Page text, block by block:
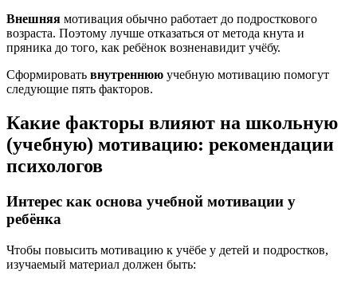
Внешняя мотивация обычно работает до подросткового
возраста. Поэтому лучше отказаться от метода кнута и
пряника до того, как ребёнок возненавидит учёбу.
Сформировать внутреннюю учебную мотивацию помогут
следующие пять факторов.
Какие факторы влияют на школьную
(учебную) мотивацию: рекомендации
психологов
Интерес как основа учебной мотивации у
ребёнка
Чтобы повысить мотивацию к учёбе у детей и подростков,
изучаемый материал должен быть: